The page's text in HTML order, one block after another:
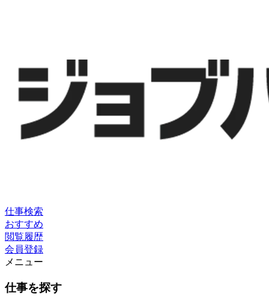
仕事検索
おすすめ
閲覧履歴
会員登録
メニュー
仕事を探す